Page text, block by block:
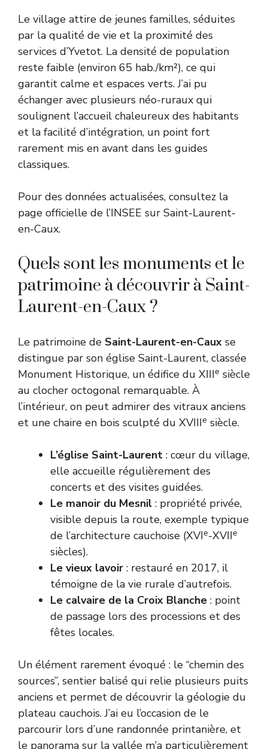
Le village attire de jeunes familles, séduites
par la qualité de vie et la proximité des
services d’Yvetot. La densité de population
reste faible (environ 65 hab./km²), ce qui
garantit calme et espaces verts. J’ai pu
échanger avec plusieurs néo-ruraux qui
soulignent l’accueil chaleureux des habitants
et la facilité d’intégration, un point fort
rarement mis en avant dans les guides
classiques.
Pour des données actualisées, consultez la
page officielle de l’INSEE sur Saint-Laurent-
en-Caux.
Quels sont les monuments et le
patrimoine à découvrir à Saint-
Laurent-en-Caux ?
Le patrimoine de Saint-Laurent-en-Caux se
distingue par son église Saint-Laurent, classée
Monument Historique, un édifice du XIIIe siècle
au clocher octogonal remarquable. À
l’intérieur, on peut admirer des vitraux anciens
et une chaire en bois sculpté du XVIIIe siècle.
L’église Saint-Laurent : cœur du village,
elle accueille régulièrement des
concerts et des visites guidées.
Le manoir du Mesnil : propriété privée,
visible depuis la route, exemple typique
de l’architecture cauchoise (XVIe-XVIIe
siècles).
Le vieux lavoir : restauré en 2017, il
témoigne de la vie rurale d’autrefois.
Le calvaire de la Croix Blanche : point
de passage lors des processions et des
fêtes locales.
Un élément rarement évoqué : le “chemin des
sources”, sentier balisé qui relie plusieurs puits
anciens et permet de découvrir la géologie du
plateau cauchois. J’ai eu l’occasion de le
parcourir lors d’une randonnée printanière, et
le panorama sur la vallée m’a particulièrement